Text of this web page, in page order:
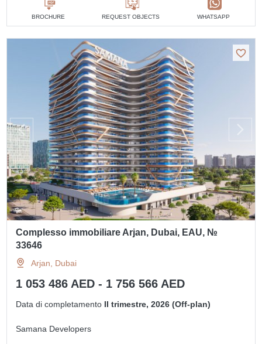
BROCHURE REQUEST OBJECTS WHATSAPP
Complesso immobiliare Arjan, Dubai, EAU, №
33646
Arjan, Dubai
1 053 486 AED - 1 756 566 AED
Data di completamento II trimestre, 2026 (Off-plan)
Samana Developers